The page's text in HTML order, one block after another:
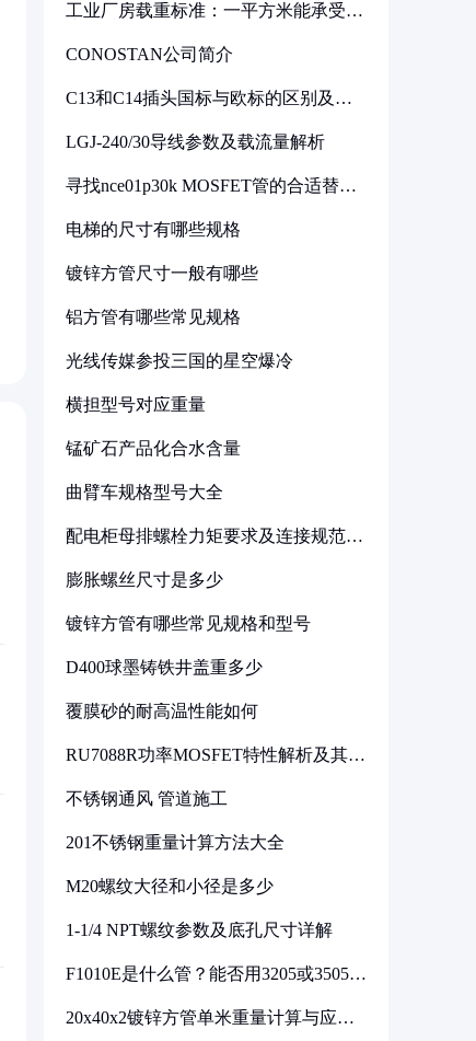
工业厂房载重标准：一平方米能承受多
CONOSTAN公司简介
C13和C14插头国标与欧标的区别及其
LGJ-240/30导线参数及载流量解析
寻找nce01p30k MOSFET管的合适替代
电梯的尺寸有哪些规格
镀锌方管尺寸一般有哪些
铝方管有哪些常见规格
光线传媒参投三国的星空爆冷
横担型号对应重量
锰矿石产品化合水含量
曲臂车规格型号大全
配电柜母排螺栓力矩要求及连接规范详
膨胀螺丝尺寸是多少
镀锌方管有哪些常见规格和型号
D400球墨铸铁井盖重多少
覆膜砂的耐高温性能如何
RU7088R功率MOSFET特性解析及其在
不锈钢通风 管道施工
201不锈钢重量计算方法大全
M20螺纹大径和小径是多少
1-1/4 NPT螺纹参数及底孔尺寸详解
F1010E是什么管？能否用3205或3505代
20x40x2镀锌方管单米重量计算与应用